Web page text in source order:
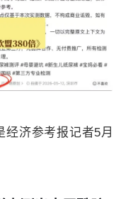
经济参考报记者5月